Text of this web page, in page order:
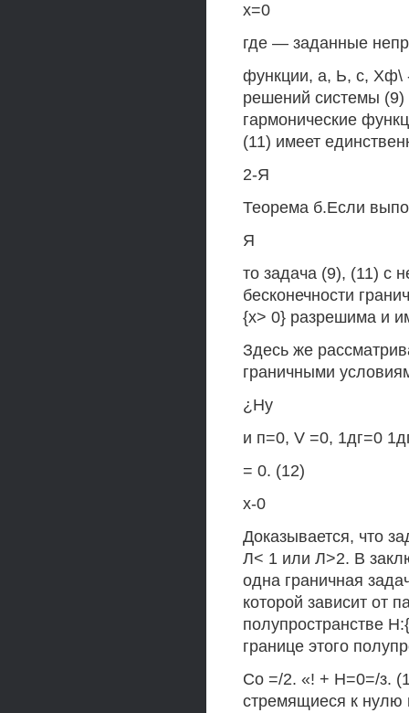
х=0
где — заданные
функции, а, Ь, с, Хф\
решений системы (9)
гармонические
(11) имеет
2-Я
Теорема б.Если
Я
то задача (9), (11) с
бесконечности
{х> 0} разрешима и
Здесь же
граничными
¿Ну
и п=0, V =0, 1дг=0
= 0. (12)
х-0
Доказывается, что
Л< 1 или Л>2. В
одна граничная
которой зависит от
полупространстве
границе этого
Со =/2. «! + Н=0=/з.
стремящиеся к нулю